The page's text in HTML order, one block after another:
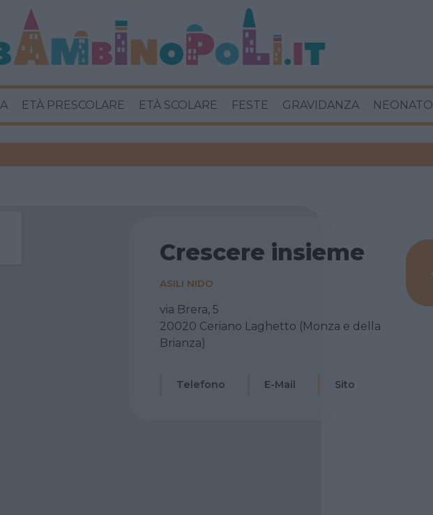
ETÀ PRESCOLARE ETÀ SCOLARE FESTE GRAVIDANZA NEONATO
Crescere insieme
ASILI NIDO
via Brera, 5
20020 Ceriano Laghetto (Monza e della
Brianza)
Telefono E-Mail Sito